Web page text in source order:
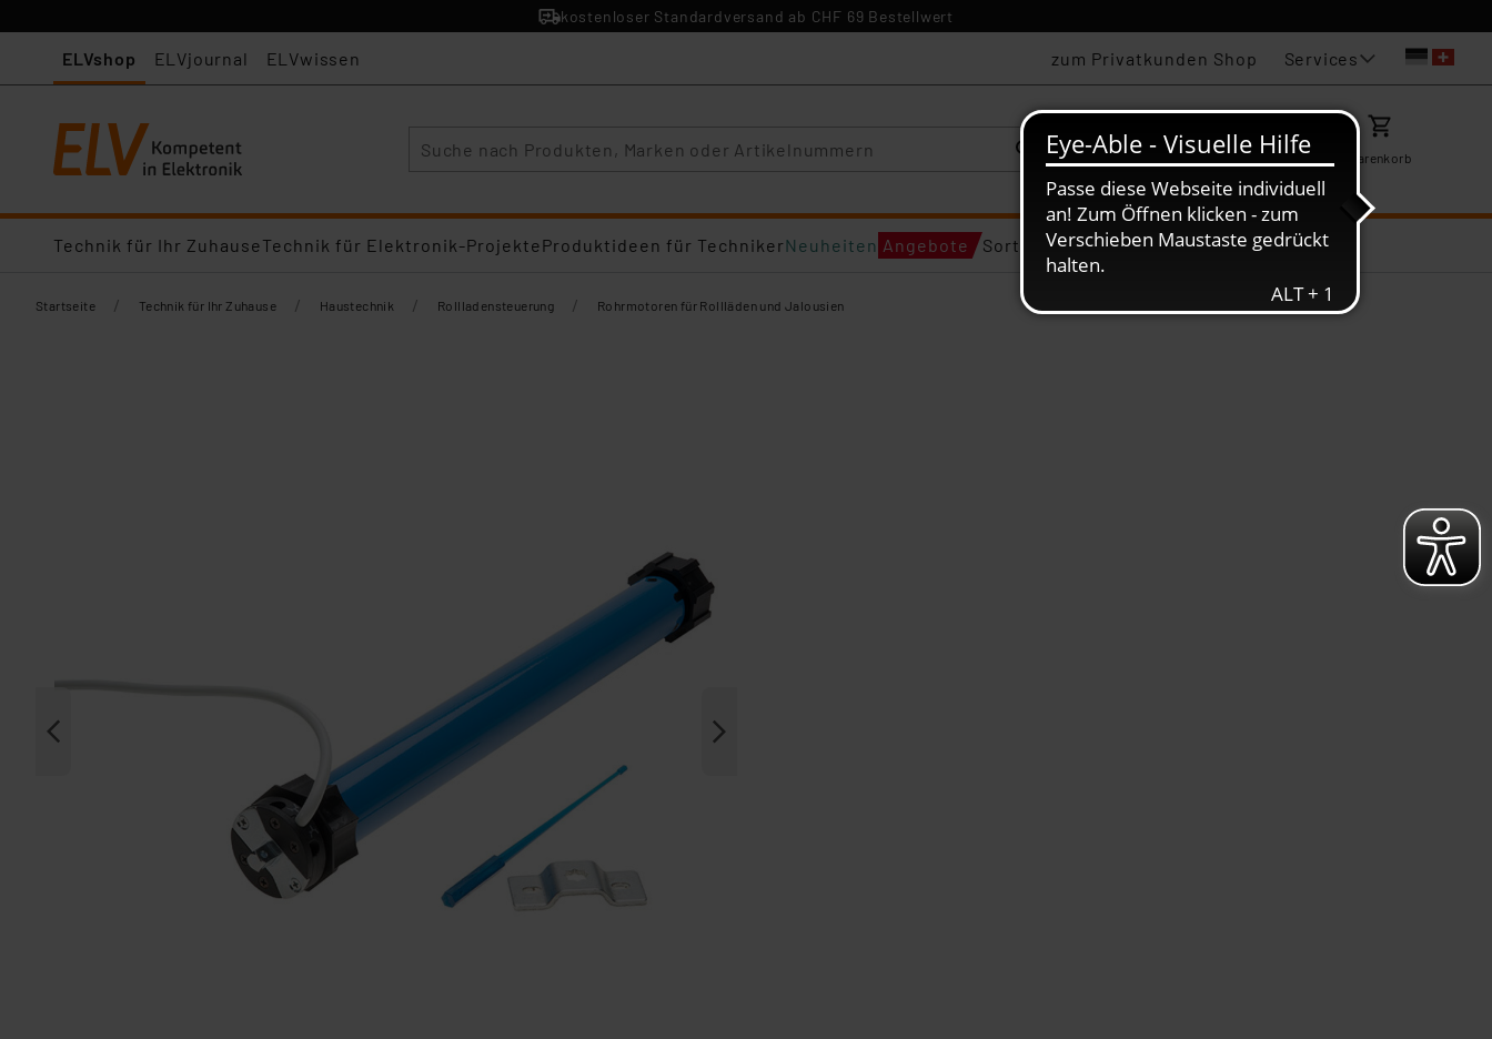
kostenloser Standardversand ab CHF 69 Bestellwert
ELVshop ELVjournal ELVwissen zum Privatkunden Shop Services
KarriereMein ELV Merkzettel Warenkorb
Technik für Ihr ZuhauseTechnik für Elektronik-ProjekteProduktideen für TechnikerNeuheiten Angebote Sortiments-Deals
Startseite / Technik für Ihr Zuhause / Haustechnik / Rollladensteuerung / Rohrmotoren für Rollläden und Jalousien